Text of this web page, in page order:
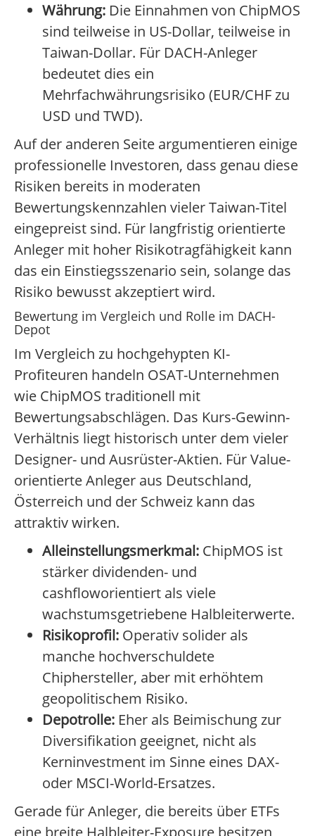
Währung: Die Einnahmen von ChipMOS
sind teilweise in US-Dollar, teilweise in
Taiwan-Dollar. Für DACH-Anleger
bedeutet dies ein
Mehrfachwährungsrisiko (EUR/CHF zu
USD und TWD).
Auf der anderen Seite argumentieren einige
professionelle Investoren, dass genau diese
Risiken bereits in moderaten
Bewertungskennzahlen vieler Taiwan-Titel
eingepreist sind. Für langfristig orientierte
Anleger mit hoher Risikotragfähigkeit kann
das ein Einstiegsszenario sein, solange das
Risiko bewusst akzeptiert wird.
Bewertung im Vergleich und Rolle im DACH-
Depot
Im Vergleich zu hochgehypten KI-
Profiteuren handeln OSAT-Unternehmen
wie ChipMOS traditionell mit
Bewertungsabschlägen. Das Kurs-Gewinn-
Verhältnis liegt historisch unter dem vieler
Designer- und Ausrüster-Aktien. Für Value-
orientierte Anleger aus Deutschland,
Österreich und der Schweiz kann das
attraktiv wirken.
Alleinstellungsmerkmal: ChipMOS ist
stärker dividenden- und
cashfloworientiert als viele
wachstumsgetriebene Halbleiterwerte.
Risikoprofil: Operativ solider als
manche hochverschuldete
Chiphersteller, aber mit erhöhtem
geopolitischem Risiko.
Depotrolle: Eher als Beimischung zur
Diversifikation geeignet, nicht als
Kerninvestment im Sinne eines DAX-
oder MSCI-World-Ersatzes.
Gerade für Anleger, die bereits über ETFs